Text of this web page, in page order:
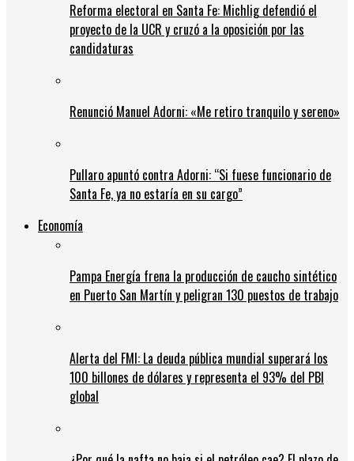
Reforma electoral en Santa Fe: Michlig defendió el
proyecto de la UCR y cruzó a la oposición por las
candidaturas
Renunció Manuel Adorni: «Me retiro tranquilo y sereno»
Pullaro apuntó contra Adorni: “Si fuese funcionario de
Santa Fe, ya no estaría en su cargo”
Economía
Pampa Energía frena la producción de caucho sintético
en Puerto San Martín y peligran 130 puestos de trabajo
Alerta del FMI: La deuda pública mundial superará los
100 billones de dólares y representa el 93% del PBI
global